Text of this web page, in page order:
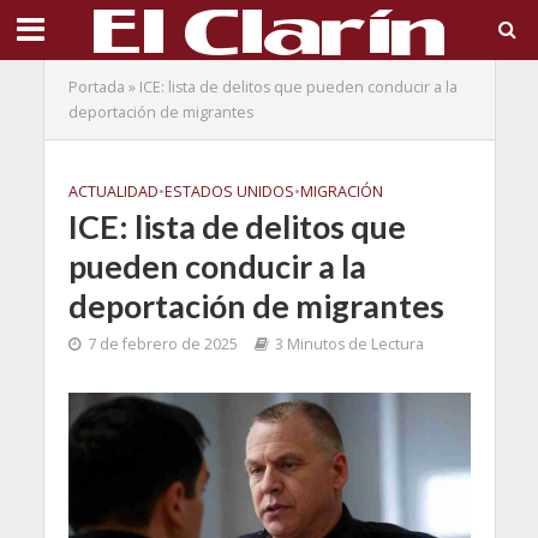
Portada » ICE: lista de delitos que pueden conducir a la
deportación de migrantes
ACTUALIDAD•ESTADOS UNIDOS•MIGRACIÓN
ICE: lista de delitos que
pueden conducir a la
deportación de migrantes
7 de febrero de 2025 3 Minutos de Lectura